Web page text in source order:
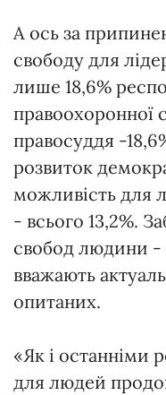
А ось за
свободу для
лише 18,6%
правоохоронної
правосуддя -
розвиток
можливість для
- всього 13,2%.
свобод людини -
вважають
опитаних.
«Як і останніми
для людей